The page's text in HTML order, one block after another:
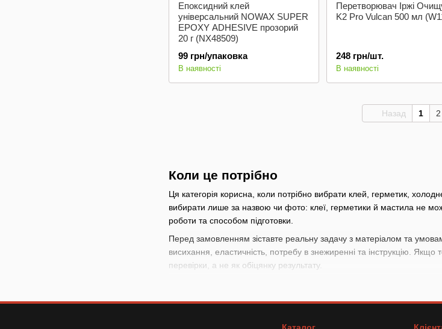
Коли це потрібно
Ця категорія корисна, коли потрібно вибрати клей, герметик,
вибирати лише за назвою чи фото: клеї, герметики й мастила не
роботи та способом підготовки.
Перед замовленням зіставте реальну задачу з матеріалом та
висихання, еластичність, потребу в знежиренні та інструкцію. Якщо
перевірки, а не як обіцянку результату.
почніть із ситуації: спочатку визначте, де і для чого буде
Епоксидний клей
універсальний NOWAX SUPER
EPOXY ADHESIVE прозорий
20 г (NX48509)
99 грн/упаковка
В наявності
Перетворювач Іржі
K2 Pro Vulcan 500 мл
248 грн/шт.
В наявності
Назад 1 2